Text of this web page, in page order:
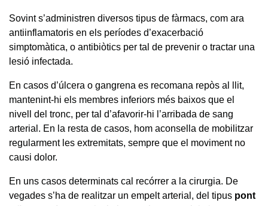
Sovint s’administren diversos tipus de fàrmacs, com ara
antiinflamatoris en els períodes d’exacerbació
simptomàtica, o antibiòtics per tal de prevenir o tractar una
lesió infectada.
En casos d’úlcera o gangrena es recomana repòs al llit,
mantenint-hi els membres inferiors més baixos que el
nivell del tronc, per tal d’afavorir-hi l’arribada de sang
arterial. En la resta de casos, hom aconsella de mobilitzar
regularment les extremitats, sempre que el moviment no
causi dolor.
En uns casos determinats cal recórrer a la cirurgia. De
vegades s’ha de realitzar un empelt arterial, del tipus pont